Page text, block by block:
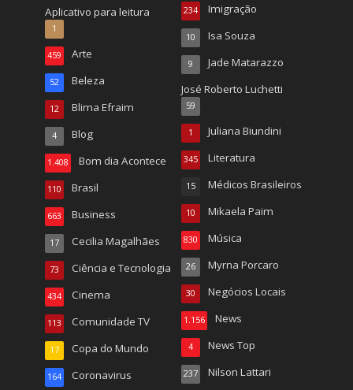
Aplicativo para leitura
1
Arte
459
Beleza
52
Blima Efraim
12
Blog
4
Bom dia Acontece
1.408
Brasil
110
Business
663
Cecilia Magalhães
17
Ciência e Tecnologia
73
Cinema
434
Comunidade TV
113
Copa do Mundo
17
Coronavirus
164
Imigração
234
Isa Souza
10
Jade Matarazzo
9
José Roberto Luchetti
59
Juliana Biundini
1
Literatura
345
Médicos Brasileiros
15
Mikaela Paim
10
Música
830
Myrna Porcaro
26
Negócios Locais
30
News
1.156
News Top
4
Nilson Lattari
237